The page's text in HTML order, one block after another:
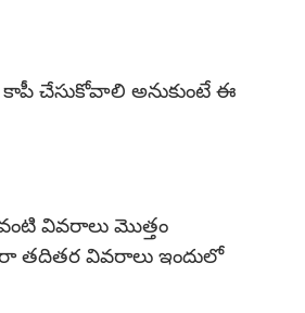
చేసుకోవాలి అనుకుంటే ఈ
వంటి వివరాలు మొత్తం
తదితర వివరాలు ఇందులో